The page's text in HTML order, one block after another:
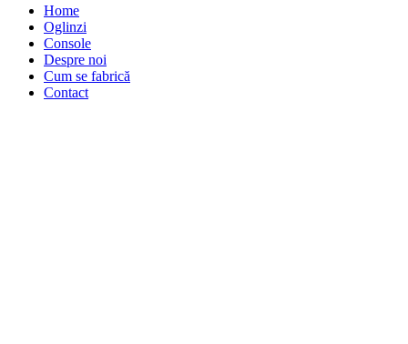
Home
Oglinzi
Console
Despre noi
Cum se fabrică
Contact